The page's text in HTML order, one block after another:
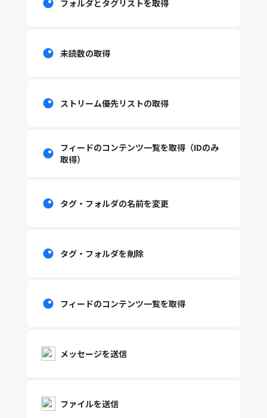
フォルダとタグリストを取得
未読数の取得
ストリーム優先リストの取得
フィードのコンテンツ一覧を取得（IDのみ
取得）
タグ・フォルダの名前を変更
タグ・フォルダを削除
フィードのコンテンツ一覧を取得
メッセージを送信
ファイルを送信